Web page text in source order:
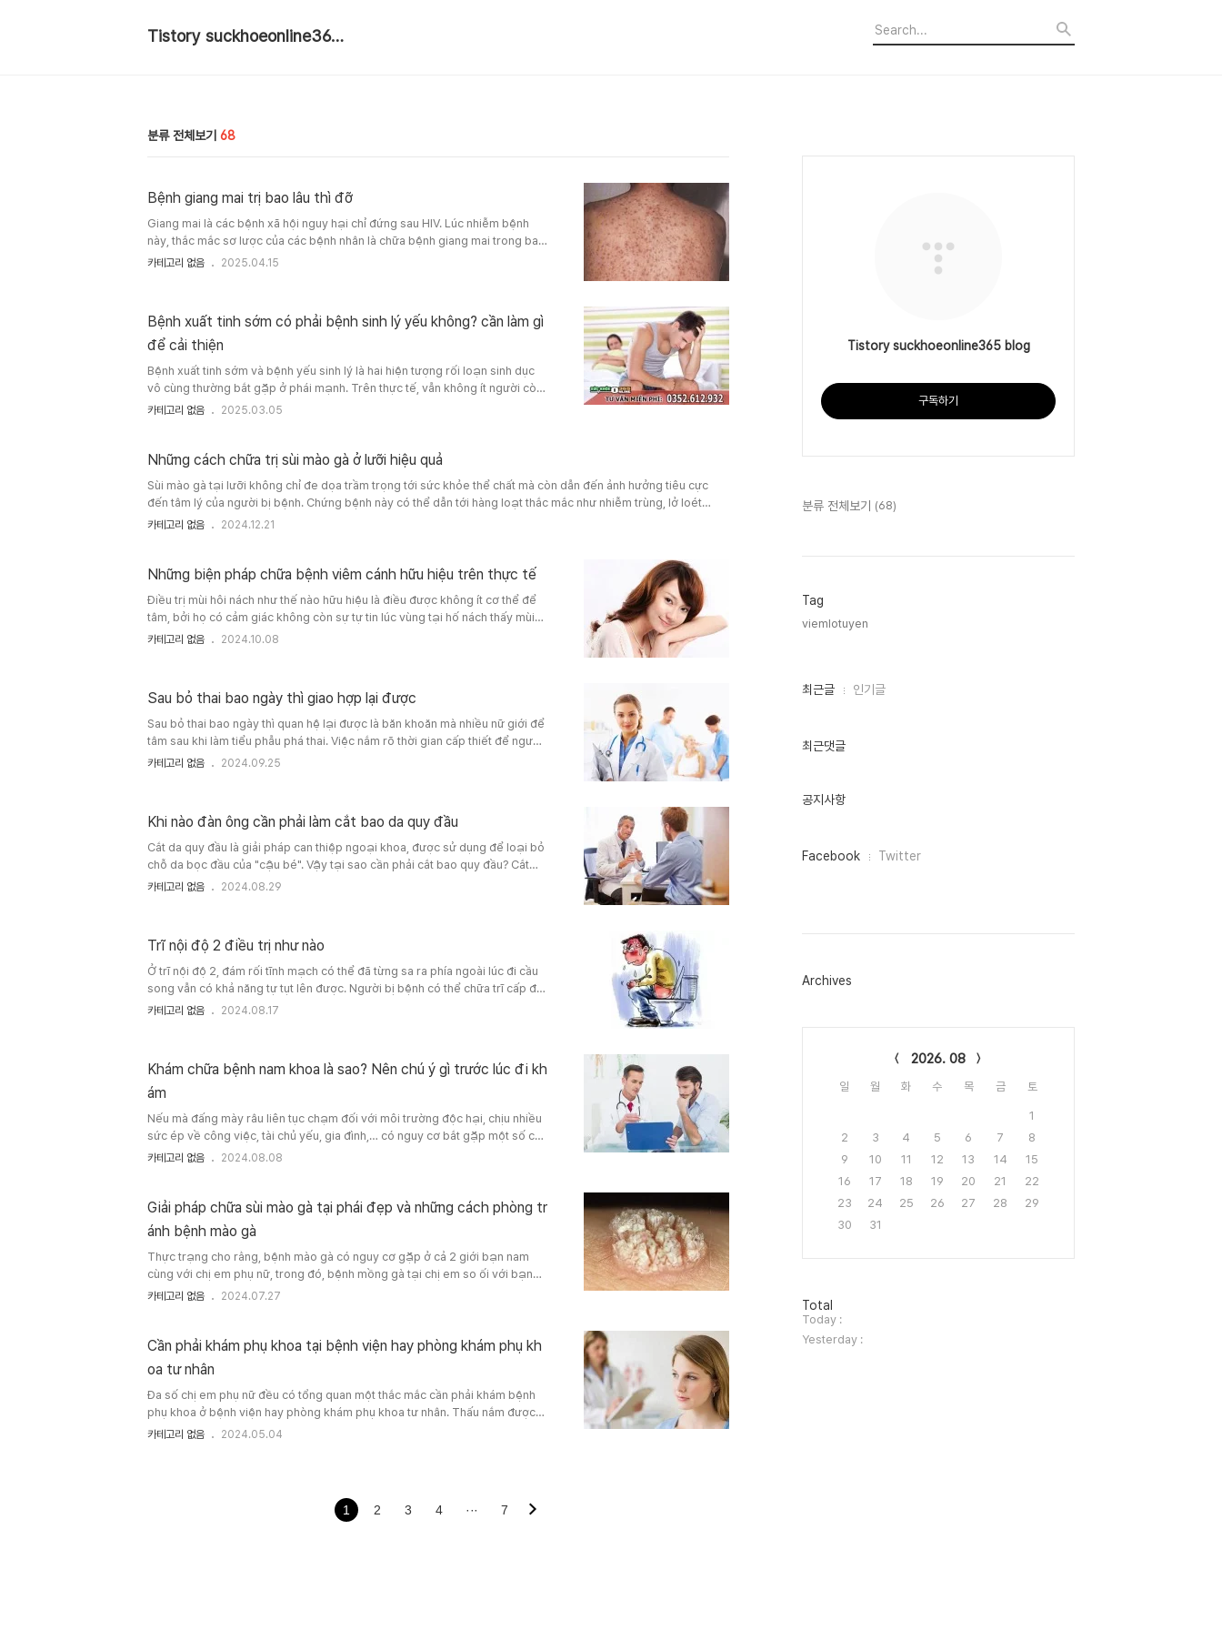
Tistory suckhoeonline365 blog
분류 전체보기 68
Bệnh giang mai trị bao lâu thì đỡ
Giang mai là các bệnh xã hội nguy hại chỉ đứng sau HIV. Lúc nhiễm bệnh
này, thắc mắc sơ lược của các bệnh nhân là chữa bệnh giang mai trong bao
lâu thì thuyên giảm. Câu trả lời phụ thuộc vào rất nhiều yếu tố.Bệnh giang
카테고리 없음 2025.04.15
Bệnh xuất tinh sớm có phải bệnh sinh lý yếu không? cần làm gì
để cải thiện
Bệnh xuất tinh sớm và bệnh yếu sinh lý là hai hiện tượng rối loạn sinh dục
vô cùng thường bắt gặp ở phái mạnh. Trên thực tế, vẫn không ít người còn
thắc mắc bị xuất tinh sớm có phải bệnh sinh lý yếu không. Việc nhầm tưởng
khoăn tế nhị mà đàn ông khó cung..
카테고리 없음 2025.03.05
Những cách chữa trị sùi mào gà ở lưỡi hiệu quả
Sùi mào gà tại lưỡi không chỉ đe dọa trầm trọng tới sức khỏe thể chất mà còn dẫn đến ảnh hưởng tiêu cực
đến tâm lý của người bị bệnh. Chứng bệnh này có thể dẫn tới hàng loạt thắc mắc như nhiễm trùng, lở loét
ở miệng cùng với lưỡi, đặc biệt khiến tăng khả năng phát triển các bệnh nguy hại như ung thư đường
카테고리 없음 2024.12.21
Những biện pháp chữa bệnh viêm cánh hữu hiệu trên thực tế
Điều trị mùi hôi nách như thế nào hữu hiệu là điều được không ít cơ thể để
tâm, bởi họ có cảm giác không còn sự tự tin lúc vùng tại hố nách thấy mùi
không dễ chịu. Tâm sinh lý mất tự tin giao tiếp tác động không ít tới đào
카테고리 없음 2024.10.08
Sau bỏ thai bao ngày thì giao hợp lại được
Sau bỏ thai bao ngày thì quan hệ lại được là băn khoăn mà nhiều nữ giới để
tâm sau khi làm tiểu phẫu phá thai. Việc nắm rõ thời gian cấp thiết để người
khôi phục hoàn toàn trước khi "yêu" trở lại là rất cần thiết, nhằm đảm bảo
카테고리 없음 2024.09.25
Khi nào đàn ông cần phải làm cắt bao da quy đầu
Cắt da quy đầu là giải pháp can thiệp ngoại khoa, được sử dụng để loại bỏ
chỗ da bọc đầu của "cậu bé". Vậy tại sao cần phải cắt bao quy đầu? Cắt
bao da quy đầu có bị sao không? Nếu bạn đang vấn đề về vấn đề này thì
da q..
카테고리 없음 2024.08.29
Trĩ nội độ 2 điều trị như nào
Ở trĩ nội độ 2, đám rối tĩnh mạch có thể đã từng sa ra phía ngoài lúc đi cầu
song vẫn có khả năng tự tụt lên được. Người bị bệnh có thể chữa trĩ cấp độ
2 với không ít phương pháp, nội khoa hoặc ngoại khoa hay phối hợp cả hai.
카테고리 없음 2024.08.17
Khám chữa bệnh nam khoa là sao? Nên chú ý gì trước lúc đi kh
ám
Nếu mà đấng mày râu liên tục chạm đối với môi trường độc hại, chịu nhiều
sức ép về công việc, tài chủ yếu, gia đình,… có nguy cơ bắt gặp một số câu
hỏi về sinh sản. Nếu như xem nhẹ có nguy cơ chi phối tới sức khỏe có con.
quan tới cơ quan sinh sản nam,... Thăm ..
카테고리 없음 2024.08.08
Giải pháp chữa sùi mào gà tại phái đẹp và những cách phòng tr
ánh bệnh mào gà
Thực trạng cho rằng, bệnh mào gà có nguy cơ gặp ở cả 2 giới bạn nam
cùng với chị em phụ nữ, trong đó, bệnh mồng gà tại chị em so ối với bạn
nam thường hay không dễ phát hiện cũng như điều trị hơn . Trong phần
hướng trị thì đừng bỏ lỡ nội dung bài viết này. Có c..
카테고리 없음 2024.07.27
Cần phải khám phụ khoa tại bệnh viện hay phòng khám phụ kh
oa tư nhân
Đa số chị em phụ nữ đều có tổng quan một thắc mắc cần phải khám bệnh
phụ khoa ở bệnh viện hay phòng khám phụ khoa tư nhân. Thấu nắm được
nỗi bận tâm này, sẽ khiến cho rõ băn khoăn này trong bài viết cung cấp bài
카테고리 없음 2024.05.04
1 2 3 4 ··· 7
Tistory suckhoeonline365 blog
구독하기
분류 전체보기 (68)
Tag
viemlotuyen,
최
인
최근글 인기글
최근댓글
공지사항
페
그
Facebook Twitter
Archives
2026. 08
일 월 화 수 목 금 토
1
2
3 4 5 6 7
8
9
10 11 12 13 14
15
16
17 18 19 20 21
22
23
24 25 26 27 28
29
30
31
방
문
자
수
Total
Today :
Yesterday :